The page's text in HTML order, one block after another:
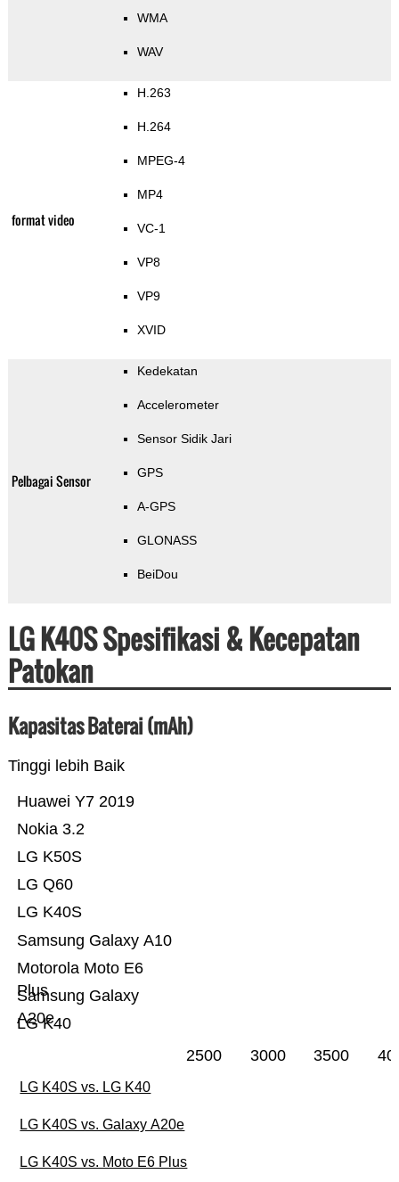
WMA
WAV
format video
H.263
H.264
MPEG-4
MP4
VC-1
VP8
VP9
XVID
Pelbagai Sensor
Kedekatan
Accelerometer
Sensor Sidik Jari
GPS
A-GPS
GLONASS
BeiDou
LG K40S Spesifikasi & Kecepatan
Patokan
Kapasitas Baterai (mAh)
Tinggi lebih Baik
LG K40
Samsung Galaxy
A20e
Motorola Moto E6
Plus
Samsung Galaxy A10
LG K40S
LG Q60
LG K50S
Nokia 3.2
Huawei Y7 2019
2500 3000 3500
LG K40S vs. LG K40
LG K40S vs. Galaxy A20e
LG K40S vs. Moto E6 Plus